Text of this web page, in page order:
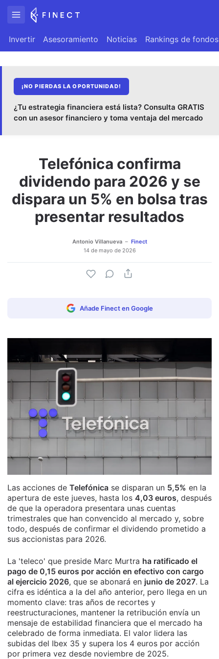
Invertir Asesoramiento Noticias Rankings de fondos
¡NO PIERDAS LA OPORTUNIDAD!
¿Tu estrategia financiera está lista? Consulta GRATIS
con un asesor financiero y toma ventaja del mercado
Telefónica confirma
dividendo para 2026 y se
dispara un 5% en bolsa tras
presentar resultados
Antonio Villanueva
Finect
14 de mayo de 2026
Añade Finect en Google
Las acciones de Telefónica se disparan un 5,5% en la
apertura de este jueves, hasta los 4,03 euros, después
de que la operadora presentara unas cuentas
trimestrales que han convencido al mercado y, sobre
todo, después de confirmar el dividendo prometido a
sus accionistas para 2026.
La 'teleco' que preside Marc Murtra ha ratificado el
pago de 0,15 euros por acción en efectivo con cargo
al ejercicio 2026, que se abonará en junio de 2027. La
cifra es idéntica a la del año anterior, pero llega en un
momento clave: tras años de recortes y
reestructuraciones, mantener la retribución envía un
mensaje de estabilidad financiera que el mercado ha
celebrado de forma inmediata. El valor lidera las
subidas del Ibex 35 y supera los 4 euros por acción
por primera vez desde noviembre de 2025.